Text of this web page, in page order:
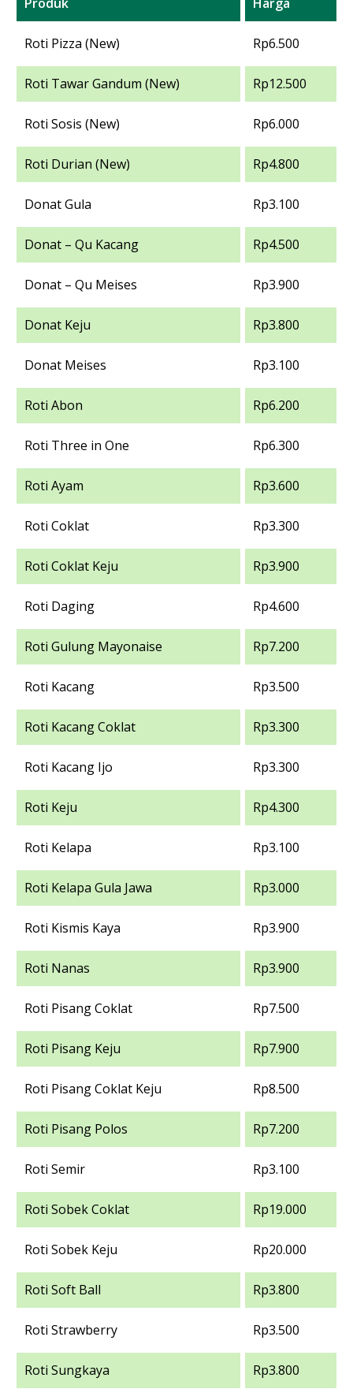
Roti Pizza (New) Rp6.500
Roti Tawar Gandum (New) Rp12.500
Roti Sosis (New) Rp6.000
Roti Durian (New) Rp4.800
Donat Gula Rp3.100
Donat – Qu Kacang Rp4.500
Donat – Qu Meises Rp3.900
Donat Keju Rp3.800
Donat Meises Rp3.100
Roti Abon Rp6.200
Roti Three in One Rp6.300
Roti Ayam Rp3.600
Roti Coklat Rp3.300
Roti Coklat Keju Rp3.900
Roti Daging Rp4.600
Roti Gulung Mayonaise Rp7.200
Roti Kacang Rp3.500
Roti Kacang Coklat Rp3.300
Roti Kacang Ijo Rp3.300
Roti Keju Rp4.300
Roti Kelapa Rp3.100
Roti Kelapa Gula Jawa Rp3.000
Roti Kismis Kaya Rp3.900
Roti Nanas Rp3.900
Roti Pisang Coklat Rp7.500
Roti Pisang Keju Rp7.900
Roti Pisang Coklat Keju Rp8.500
Roti Pisang Polos Rp7.200
Roti Semir Rp3.100
Roti Sobek Coklat Rp19.000
Roti Sobek Keju Rp20.000
Roti Soft Ball Rp3.800
Roti Strawberry Rp3.500
Roti Sungkaya Rp3.800